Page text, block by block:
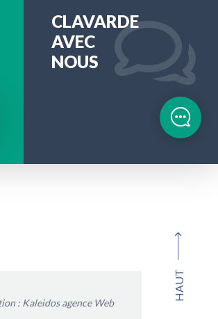
CLAVARDE
AVEC
NOUS
: Kaleidos agence Web
HAUT